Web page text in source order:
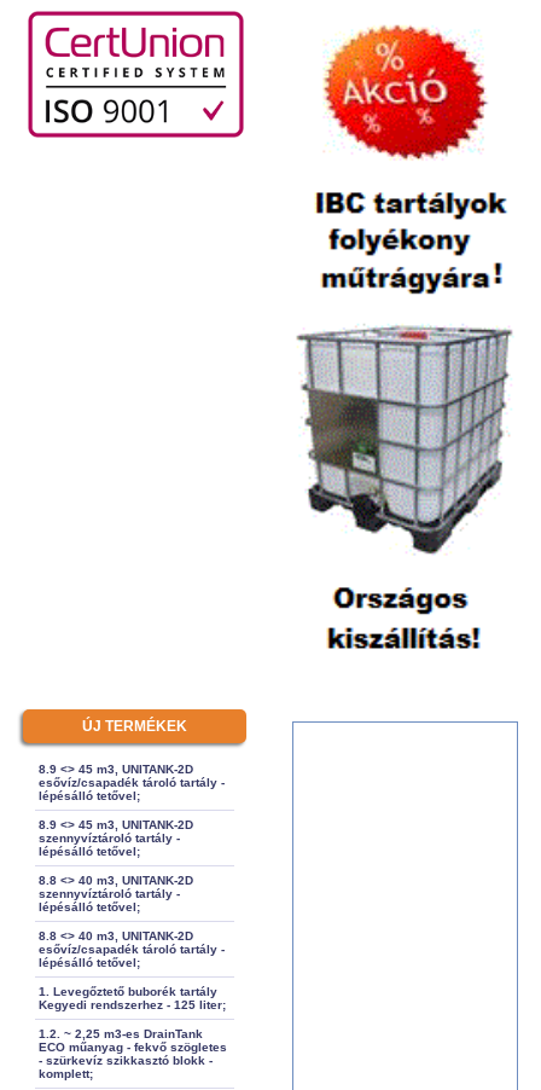
ÚJ TERMÉKEK
8.9 <> 45 m3, UNITANK-2D
esővíz/csapadék tároló tartály -
lépésálló tetővel;
8.9 <> 45 m3, UNITANK-2D
szennyvíztároló tartály -
lépésálló tetővel;
8.8 <> 40 m3, UNITANK-2D
szennyvíztároló tartály -
lépésálló tetővel;
8.8 <> 40 m3, UNITANK-2D
esővíz/csapadék tároló tartály -
lépésálló tetővel;
1. Levegőztető buborék tartály
Kegyedi rendszerhez - 125 liter;
1.2. ~ 2,25 m3-es DrainTank
ECO műanyag - fekvő szögletes
- szürkevíz szikkasztó blokk -
komplett;